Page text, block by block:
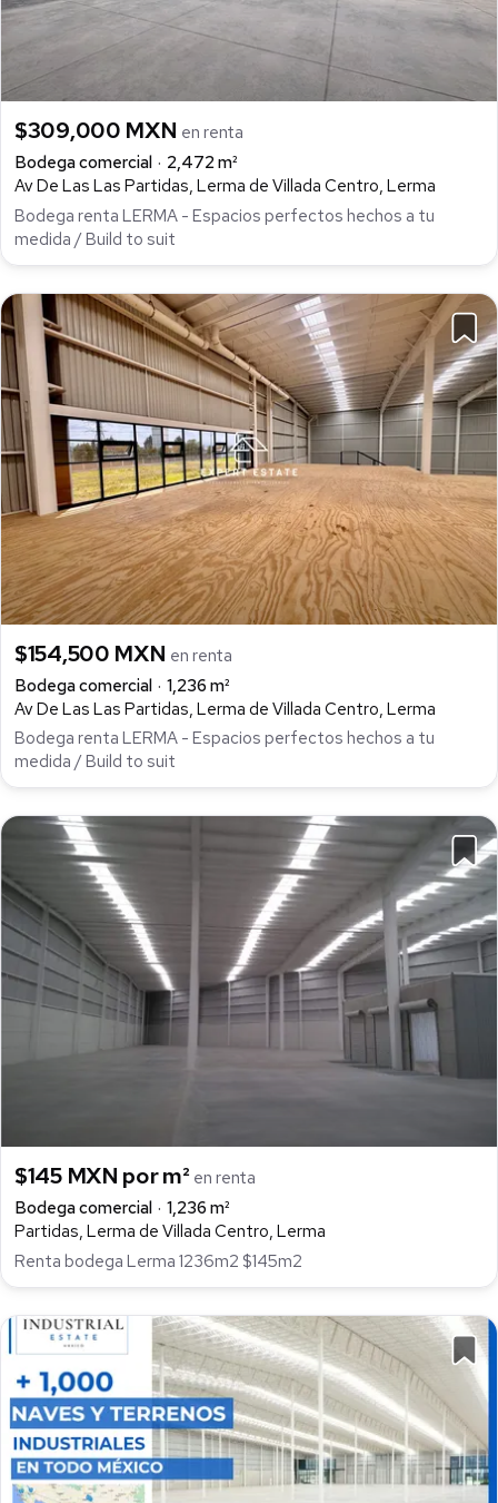
$309,000 MXN en renta
Bodega comercial
2,472 m²
Av De Las Las Partidas, Lerma de Villada Centro, Lerma
Bodega renta LERMA - Espacios perfectos hechos a tu
medida / Build to suit
$154,500 MXN en renta
Bodega comercial
1,236 m²
Av De Las Las Partidas, Lerma de Villada Centro, Lerma
Bodega renta LERMA - Espacios perfectos hechos a tu
medida / Build to suit
$145 MXN por m² en renta
Bodega comercial
1,236 m²
Partidas, Lerma de Villada Centro, Lerma
Renta bodega Lerma 1236m2 $145m2